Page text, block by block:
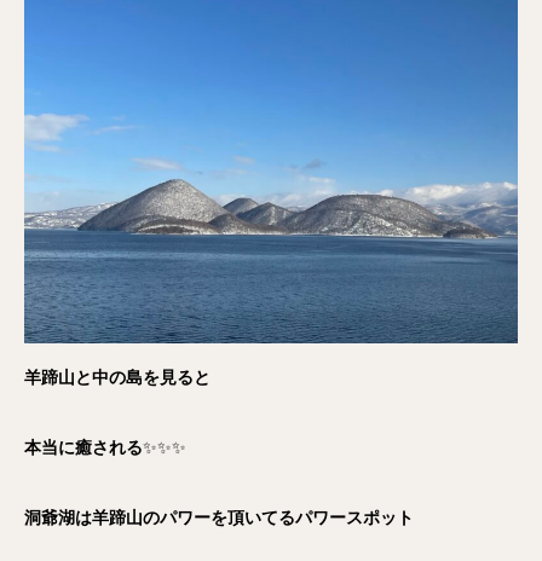
羊蹄山と中の島を見ると
本当に癒される✨✨✨
洞爺湖は羊蹄山のパワーを頂いてるパワースポット